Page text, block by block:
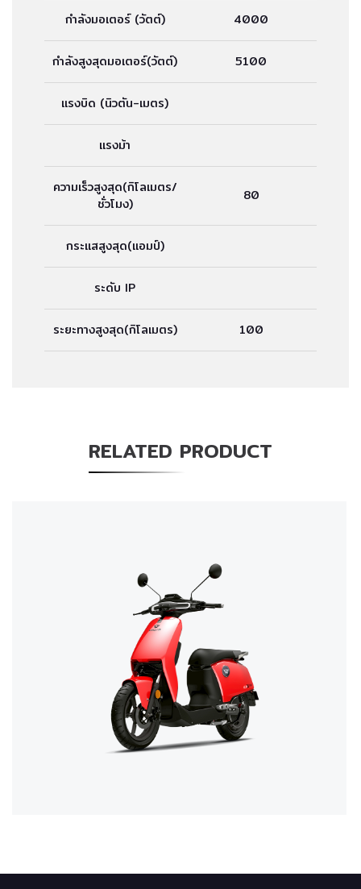
กำลังมอเตอร์ (วัตต์) 4000
กำลังสูงสุดมอเตอร์(วัตต์) 5100
แรงบิด (นิวตัน-เมตร)
แรงม้า
ความเร็วสูงสุด(กิโลเมตร/
ชั่วโมง)
80
กระแสสูงสุด(แอมป์)
ระดับ IP
ระยะทางสูงสุด(กิโลเมตร) 100
RELATED PRODUCT